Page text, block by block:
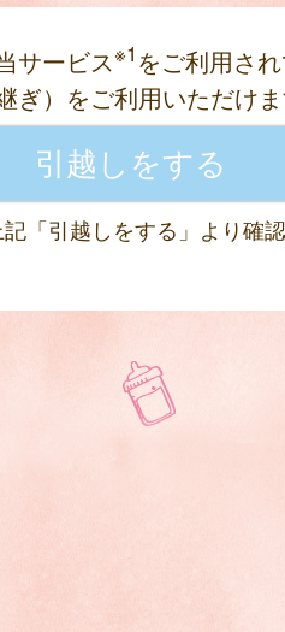
サービス※1 をご利用さ
ぎ）をご利用いただけ
「引越しをする」より確